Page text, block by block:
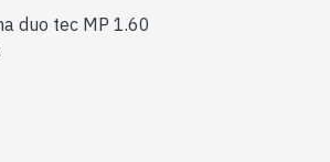
duo tec MP 1.60